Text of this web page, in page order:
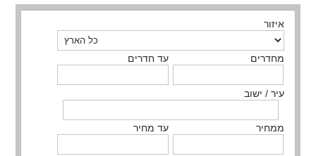
איזור
מחדרים עד חדרים
עיר / ישוב
ממחיר עד מחיר